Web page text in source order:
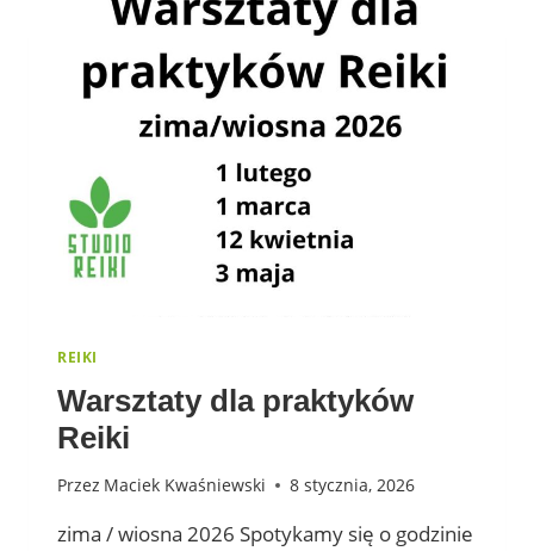
REIKI
Warsztaty dla praktyków
Reiki
Przez Maciek Kwaśniewski 8 stycznia, 2026
zima / wiosna 2026 Spotykamy się o godzinie